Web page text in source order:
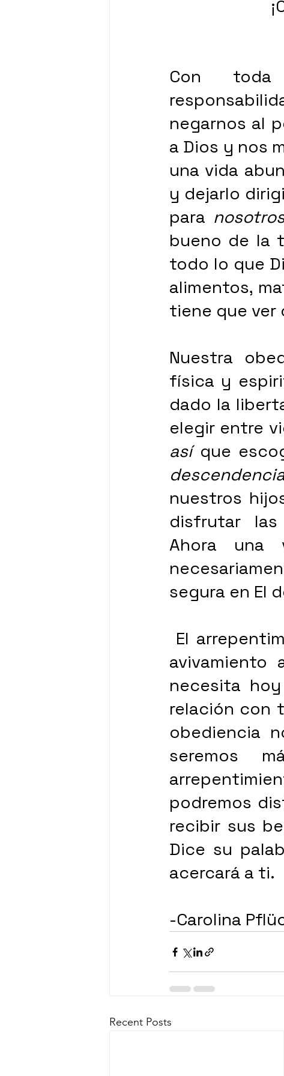
Con toda
negarnos al
a Dios y nos
una vida
y dejarlo
para
bueno de la
todo lo que
alimentos,
tiene que ver
Nuestra
física y
dado la
así
nuestros
disfrutar
Ahora
segura en El
avivamiento
necesita
relación con
obediencia
seremos
podremos
recibir sus
Dice su
acercará a ti.
-Carolina
Recent Posts